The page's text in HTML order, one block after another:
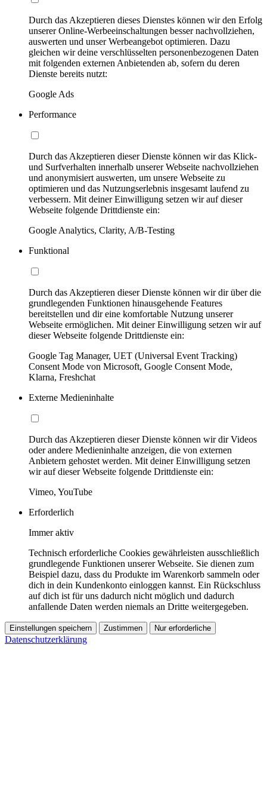
Durch das Akzeptieren dieses Dienstes können wir den Erfolg
unserer Online-Werbeeinschaltungen besser nachvollziehen,
auswerten und unser Werbeangebot optimieren. Dazu
gleichen wir deine verschlüsselten personenbezogenen Daten
mit folgenden externen Anbietenden ab, sofern du deren
Dienste bereits nutzt:
Google Ads
Performance
Durch das Akzeptieren dieser Dienste können wir das Klick-
und Surfverhalten innerhalb unserer Webseite nachvollziehen
und anonymisiert auswerten, um unsere Webseite zu
optimieren und das Nutzungserlebnis insgesamt laufend zu
verbessern. Mit deiner Einwilligung setzen wir auf dieser
Webseite folgende Drittdienste ein:
Google Analytics, Clarity, A/B-Testing
Funktional
Durch das Akzeptieren dieser Dienste können wir dir über die
grundlegenden Funktionen hinausgehende Features
bereitstellen und dir eine komfortable Nutzung unserer
Webseite ermöglichen. Mit deiner Einwilligung setzen wir auf
dieser Webseite folgende Drittdienste ein:
Google Tag Manager, UET (Universal Event Tracking)
Consent Mode von Microsoft, Google Consent Mode,
Klarna, Freshchat
Externe Medieninhalte
Durch das Akzeptieren dieser Dienste können wir dir Videos
oder andere Medieninhalte anzeigen, die von externen
Anbietern gehostet werden. Mit deiner Einwilligung setzen
wir auf dieser Webseite folgende Drittdienste ein:
Vimeo, YouTube
Erforderlich
Immer aktiv
Technisch erforderliche Cookies gewährleisten ausschließlich
grundlegende Funktionen unserer Webseite. Sie dienen zum
Beispiel dazu, dass du Produkte im Warenkorb sammeln oder
dich in dein Kundenkonto einloggen kannst. Ein Rückschluss
auf dich ist für uns dadurch nicht möglich und dadurch
anfallende Daten werden niemals an Dritte weitergegeben.
Einstellungen speichern Zustimmen Nur erforderliche
Datenschutzerklärung